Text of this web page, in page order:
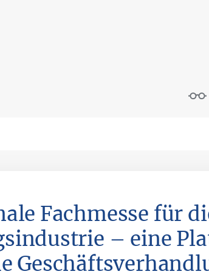
Fachmesse für
– eine